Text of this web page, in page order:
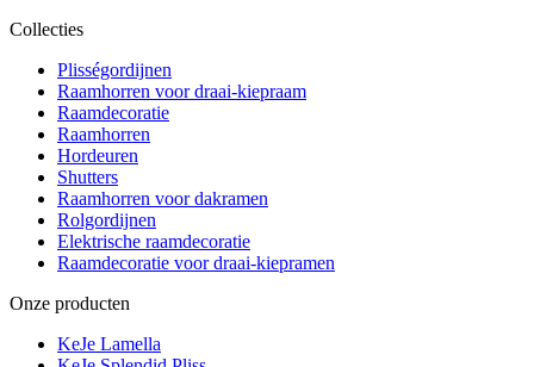
Collecties
Plisségordijnen
Raamhorren voor draai-kiepraam
Raamdecoratie
Raamhorren
Hordeuren
Shutters
Raamhorren voor dakramen
Rolgordijnen
Elektrische raamdecoratie
Raamdecoratie voor draai-kiepramen
Onze producten
KeJe Lamella